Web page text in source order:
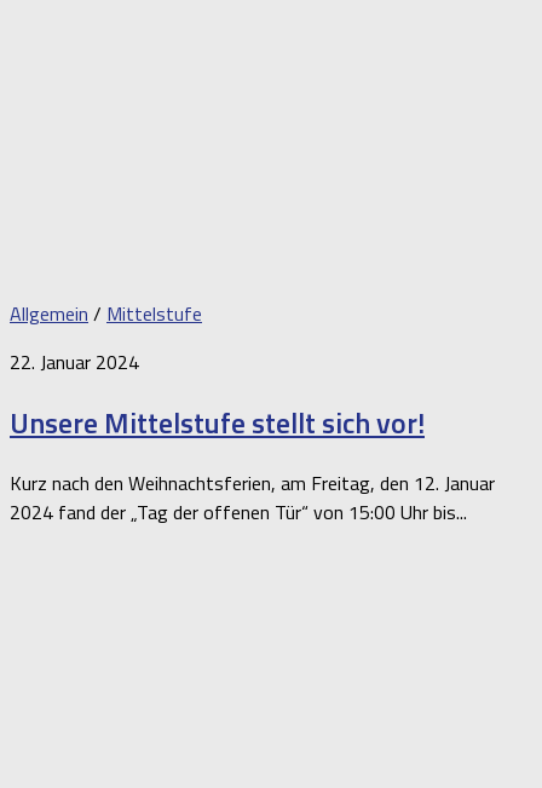
Allgemein / Mittelstufe
22. Januar 2024
Unsere Mittelstufe stellt sich vor!
Kurz nach den Weihnachtsferien, am Freitag, den 12. Januar
2024 fand der „Tag der offenen Tür“ von 15:00 Uhr bis...